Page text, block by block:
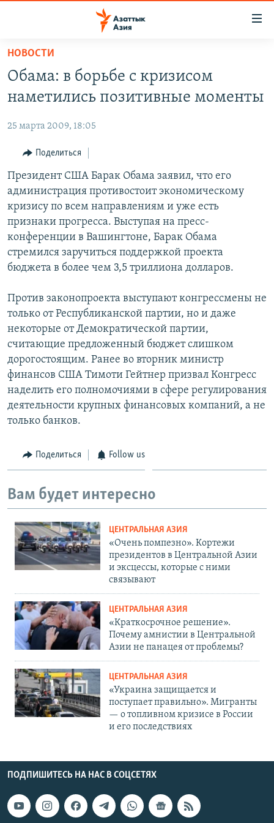
Вернуться
основному
содержанию
навигации
Вернутся
поиску
ЦЕНТРАЛЬНАЯ АЗИЯ
УЗБЕКИСТАН
ТАДЖИКИСТАН
НА ДРУГИХ ЯЗЫКАХ
ҚАЗАҚША
КЫРГЫЗЧА
ТОҶИКӢ
TÜRKMENÇE
Все сайты РСЕ/РС
НОВОСТИ
Обама: в борьбе с кризисом
наметились позитивные моменты
25 марта 2009, 18:05
Поделиться
Президент США Барак Обама заявил, что его
администрация противостоит экономическому
кризису по всем направлениям и уже есть
признаки прогресса. Выступая на пресс-
конференции в Вашингтоне, Барак Обама
стремился заручиться поддержкой проекта
бюджета в более чем 3,5 триллиона долларов.
Против законопроекта выступают конгрессмены не
только от Республиканской партии, но и даже
некоторые от Демократической партии,
считающие предложенный бюджет слишком
дорогостоящим. Ранее во вторник министр
финансов США Тимоти Гейтнер призвал Конгресс
наделить его полномочиями в сфере регулирования
деятельности крупных финансовых компаний, а не
только банков.
Поделиться Follow us
Вам будет интересно
ЦЕНТРАЛЬНАЯ АЗИЯ
«Очень помпезно». Кортежи
президентов в Центральной Азии
и эксцессы, которые с ними
связывают
ЦЕНТРАЛЬНАЯ АЗИЯ
«Краткосрочное решение».
Почему амнистии в Центральной
Азии не панацея от проблемы?
ЦЕНТРАЛЬНАЯ АЗИЯ
«Украина защищается и
поступает правильно». Мигранты
— о топливном кризисе в России
и его последствиях
ПОДПИШИТЕСЬ НА НАС В СОЦСЕТЯХ